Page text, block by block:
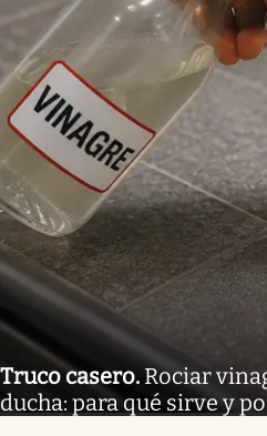
Truco casero. Rociar
ducha: para qué sirve y